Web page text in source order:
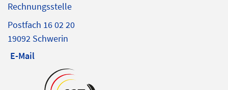
Rechnungsstelle
Postfach 16 02 20
19092 Schwerin
E-Mail